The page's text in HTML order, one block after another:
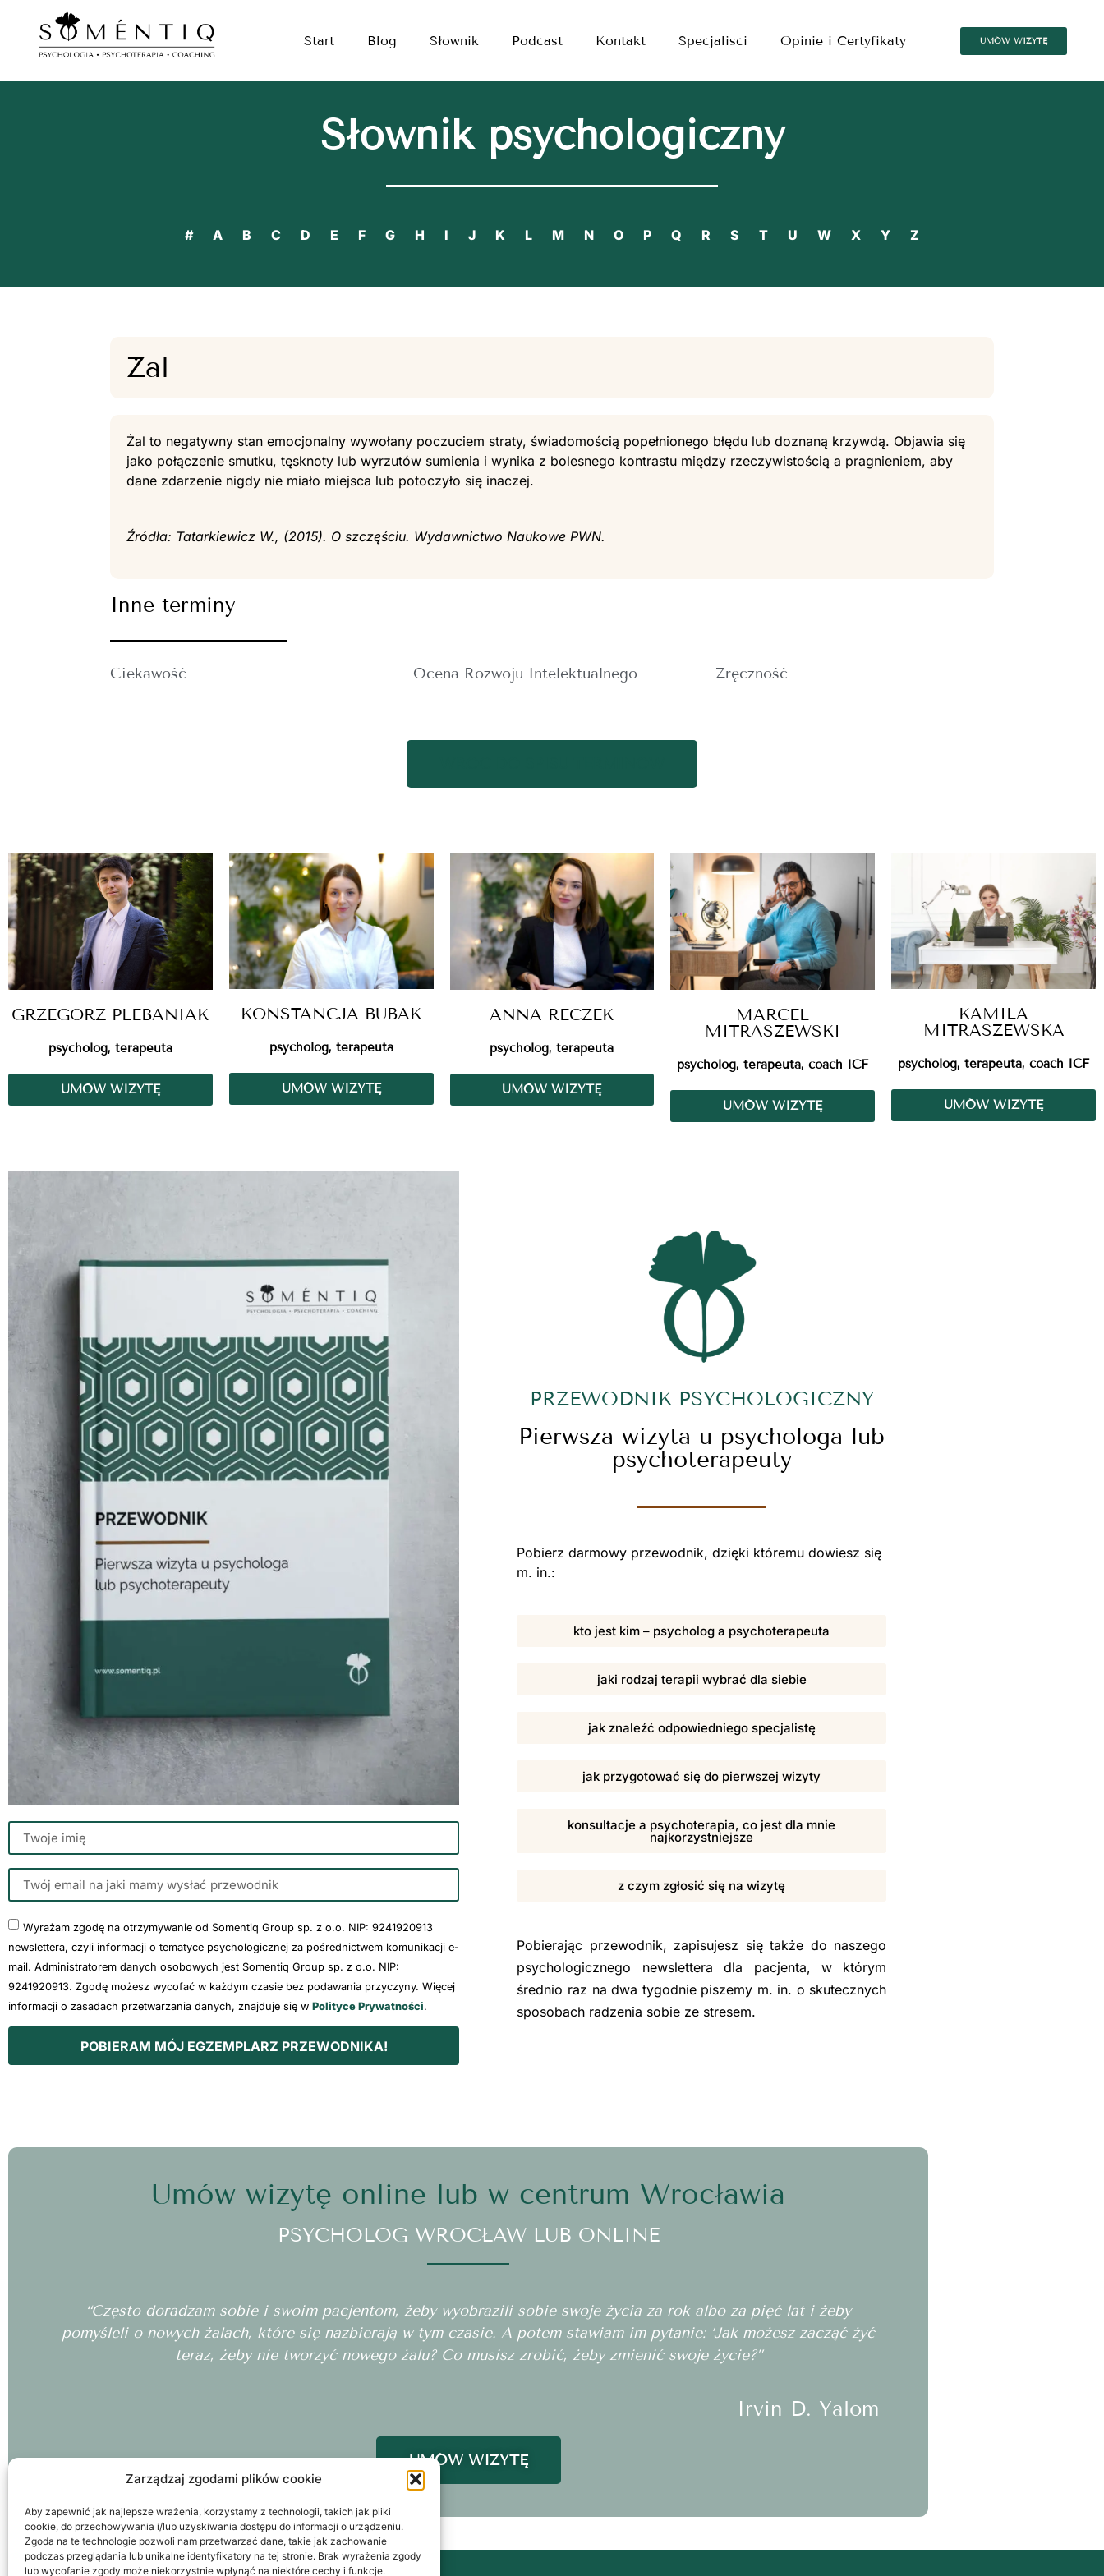
Zarządzaj zgodami plików cookie
Aby zapewnić jak najlepsze wrażenia, korzystamy z technologii, takich jak pliki
cookie, do przechowywania i/lub uzyskiwania dostępu do informacji o urządzeniu.
Zgoda na te technologie pozwoli nam przetwarzać dane, takie jak zachowanie
podczas przeglądania lub unikalne identyfikatory na tej stronie. Brak wyrażenia zgody
lub wycofanie zgody może niekorzystnie wpłynąć na niektóre cechy i funkcje.
Start Blog Słownik Podcast Kontakt Specjalisci Opinie i Certyfikaty UMÓW WIZYTĘ
Słownik psychologiczny
# A B C D E F G H I J K L M N O P Q R S T U W X Y Z
Żal
Żal to negatywny stan emocjonalny wywołany poczuciem straty, świadomością popełnionego błędu lub doznaną krzywdą. Objawia się
jako połączenie smutku, tęsknoty lub wyrzutów sumienia i wynika z bolesnego kontrastu między rzeczywistością a pragnieniem, aby
dane zdarzenie nigdy nie miało miejsca lub potoczyło się inaczej.
Źródła: Tatarkiewicz W., (2015). O szczęściu. Wydawnictwo Naukowe PWN.
Inne terminy
Ciekawość Ocena Rozwoju Intelektualnego Zręczność
GRZEGORZ PLEBANIAK
psycholog, terapeuta
UMÓW WIZYTĘ
KONSTANCJA BUBAK
psycholog, terapeuta
UMÓW WIZYTĘ
ANNA RECZEK
psycholog, terapeuta
UMÓW WIZYTĘ
MARCEL
MITRASZEWSKI
psycholog, terapeuta, coach ICF
UMÓW WIZYTĘ
KAMILA
MITRASZEWSKA
psycholog, terapeuta, coach ICF
UMÓW WIZYTĘ
Wyrażam zgodę na otrzymywanie od Somentiq Group sp. z o.o. NIP: 9241920913
newslettera, czyli informacji o tematyce psychologicznej za pośrednictwem komunikacji e-
mail. Administratorem danych osobowych jest Somentiq Group sp. z o.o. NIP:
9241920913. Zgodę możesz wycofać w każdym czasie bez podawania przyczyny. Więcej
informacji o zasadach przetwarzania danych, znajduje się w Polityce Prywatności.
POBIERAM MÓJ EGZEMPLARZ PRZEWODNIKA!
PRZEWODNIK PSYCHOLOGICZNY
Pierwsza wizyta u psychologa lub
psychoterapeuty
Pobierz darmowy przewodnik, dzięki któremu dowiesz się
m. in.:
kto jest kim – psycholog a psychoterapeuta
jaki rodzaj terapii wybrać dla siebie
jak znaleźć odpowiedniego specjalistę
jak przygotować się do pierwszej wizyty
konsultacje a psychoterapia, co jest dla mnie
najkorzystniejsze
z czym zgłosić się na wizytę
Pobierając przewodnik, zapisujesz się także do naszego
psychologicznego newslettera dla pacjenta, w którym
średnio raz na dwa tygodnie piszemy m. in. o skutecznych
sposobach radzenia sobie ze stresem.
Umów wizytę online lub w centrum Wrocławia
PSYCHOLOG WROCŁAW LUB ONLINE
“Często doradzam sobie i swoim pacjentom, żeby wyobrazili sobie swoje życia za rok albo za pięć lat i żeby
pomyśleli o nowych żalach, które się nazbierają w tym czasie. A potem stawiam im pytanie: ‘Jak możesz zacząć żyć
teraz, żeby nie tworzyć nowego żalu? Co musisz zrobić, żeby zmienić swoje życie?”
Irvin D. Yalom
UMÓW WIZYTĘ